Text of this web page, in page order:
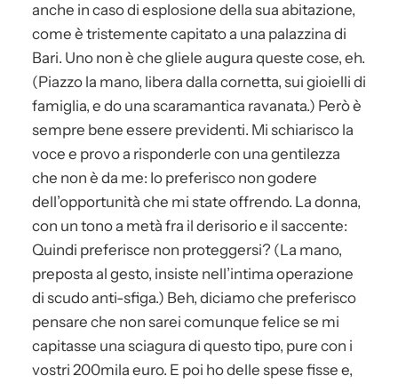
anche in caso di esplosione della sua abitazione,
come è tristemente capitato a una palazzina di
Bari. Uno non è che gliele augura queste cose, eh.
(Piazzo la mano, libera dalla cornetta, sui gioielli di
famiglia, e do una scaramantica ravanata.) Però è
sempre bene essere previdenti. Mi schiarisco la
voce e provo a risponderle con una gentilezza
che non è da me: Io preferisco non godere
dell’opportunità che mi state offrendo. La donna,
con un tono a metà fra il derisorio e il saccente:
Quindi preferisce non proteggersi? (La mano,
preposta al gesto, insiste nell’intima operazione
di scudo anti-sfiga.) Beh, diciamo che preferisco
pensare che non sarei comunque felice se mi
capitasse una sciagura di questo tipo, pure con i
vostri 200mila euro. E poi ho delle spese fisse e,